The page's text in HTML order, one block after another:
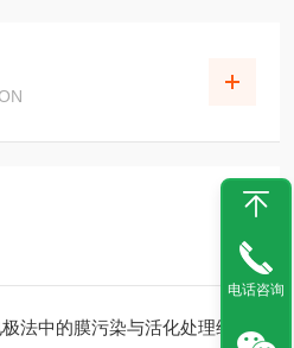
法中的膜污染与活化处理维护
电话咨询